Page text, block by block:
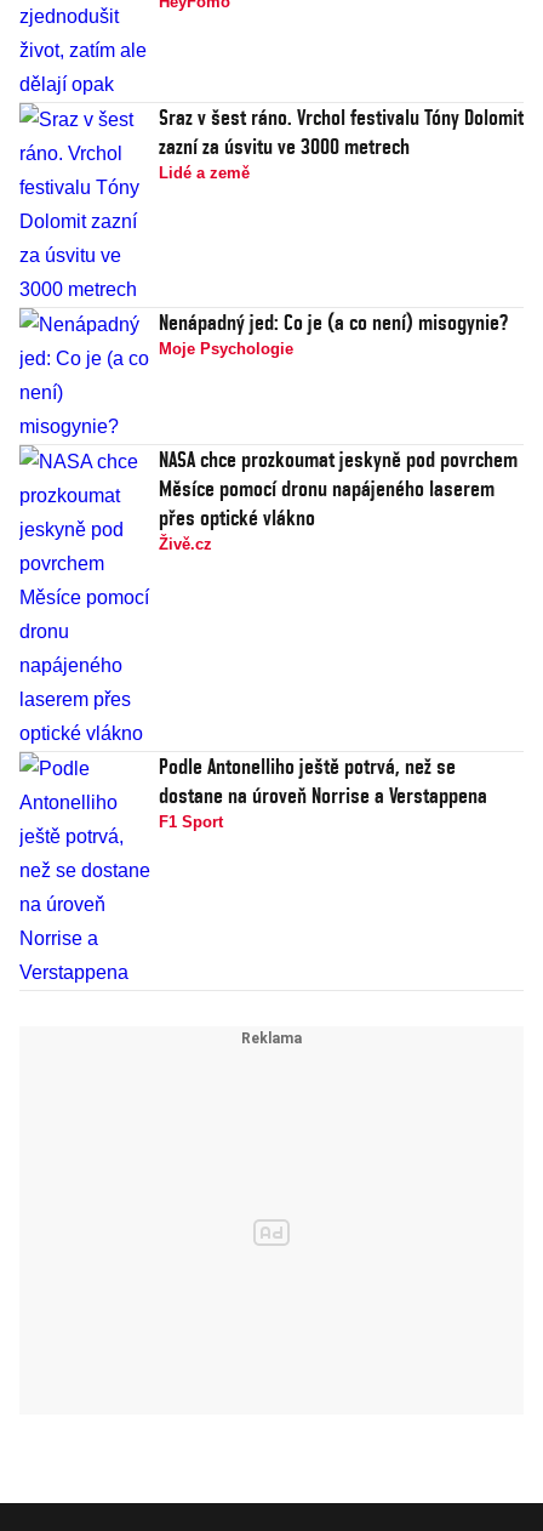
Sraz v šest ráno. Vrchol festivalu Tóny Dolomit
zazní za úsvitu ve 3000 metrech
Lidé a země
Nenápadný jed: Co je (a co není) misogynie?
Moje Psychologie
NASA chce prozkoumat jeskyně pod povrchem
Měsíce pomocí dronu napájeného laserem
přes optické vlákno
Živě.cz
Podle Antonelliho ještě potrvá, než se
dostane na úroveň Norrise a Verstappena
F1 Sport